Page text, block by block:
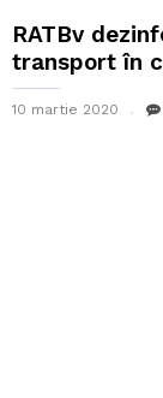
RATBv
transport în
10 martie 2020